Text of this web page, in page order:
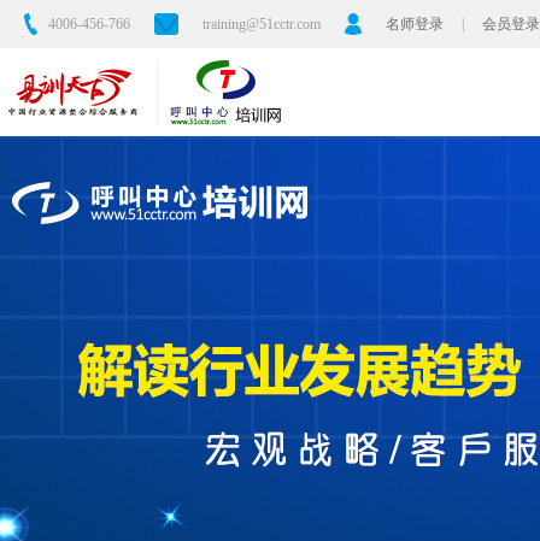
4006-456-766 training@51cctr.com 名师登录 会员登录